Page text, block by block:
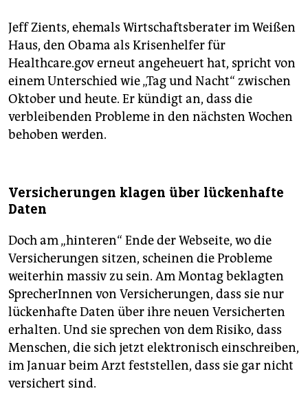
Jeff Zients, ehemals Wirtschaftsberater im Weißen
Haus, den Obama als Krisenhelfer für
Healthcare.gov erneut angeheuert hat, spricht von
einem Unterschied wie „Tag und Nacht“ zwischen
Oktober und heute. Er kündigt an, dass die
verbleibenden Probleme in den nächsten Wochen
behoben werden.
Versicherungen klagen über lückenhafte
Daten
Doch am „hinteren“ Ende der Webseite, wo die
Versicherungen sitzen, scheinen die Probleme
weiterhin massiv zu sein. Am Montag beklagten
SprecherInnen von Versicherungen, dass sie nur
lückenhafte Daten über ihre neuen Versicherten
erhalten. Und sie sprechen von dem Risiko, dass
Menschen, die sich jetzt elektronisch einschreiben,
im Januar beim Arzt feststellen, dass sie gar nicht
versichert sind.